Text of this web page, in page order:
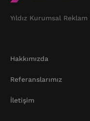
Yıldız Kurumsal
Hakkımızda
Referanslarımız
İletişim